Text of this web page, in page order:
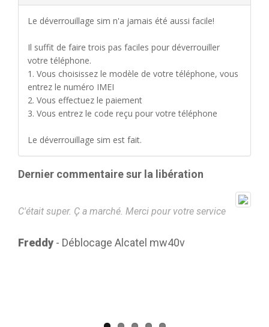
Le déverrouillage sim n'a jamais été aussi facile!
Il suffit de faire trois pas faciles pour déverrouiller
votre téléphone.
1. Vous choisissez le modèle de votre téléphone, vous
entrez le numéro IMEI
2. Vous effectuez le paiement
3. Vous entrez le code reçu pour votre téléphone
Le déverrouillage sim est fait.
Dernier commentaire sur la libération
C'était super. Ç a marché. Merci pour votre service
Freddy - Déblocage Alcatel mw40v